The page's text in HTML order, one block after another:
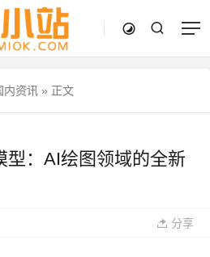
内资讯 » 正文
型：AI绘图领域的全新
分享